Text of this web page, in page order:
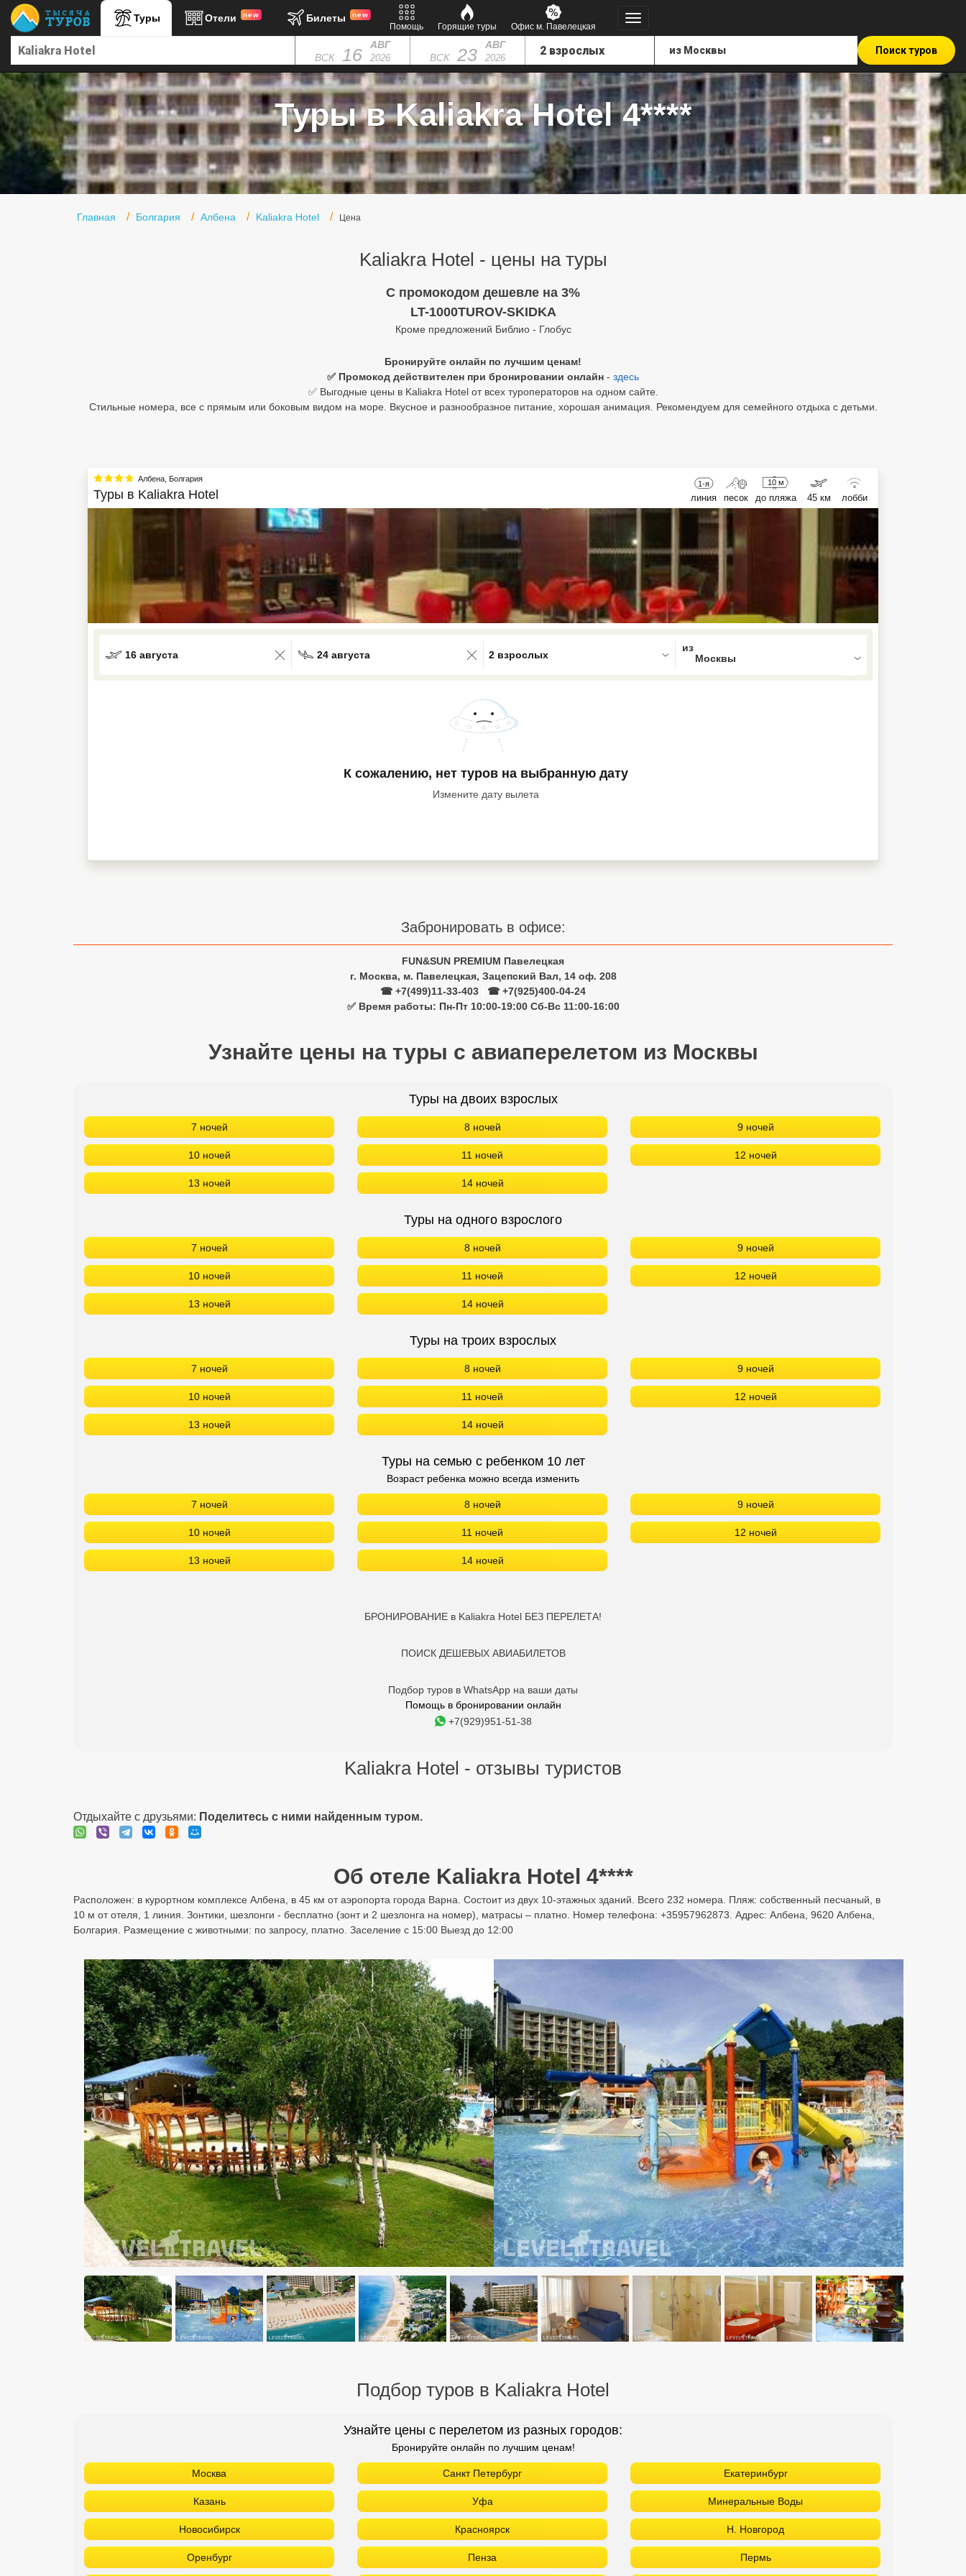
Туры Отели new Билеты new
Помощь Горящие туры Офис м. Павелецкая
ВСК 16 АВГ
2026 ВСК 23 АВГ
2026
Поиск туров
Туры в Kaliakra Hotel 4****
Главная Болгария Албена Kaliakra Hotel Цена
Kaliakra Hotel - цены на туры
C промокодом дешевле на 3%
LT-1000TUROV-SKIDKA
Кроме предложений Библио - Глобус
Бронируйте онлайн по лучшим ценам!
✅ Промокод действителен при бронировании онлайн - здесь
✅ Выгодные цены в Kaliakra Hotel от всех туроператоров на одном сайте.
Стильные номера, все с прямым или боковым видом на море. Вкусное и разнообразное питание, хорошая анимация. Рекомендуем для семейного отдыха с детьми.
Албена Болгария
Туры в Kaliakra Hotel
1-я
линия песок
10 м
до пляжа 45 км лобби
16 августа 24 августа
0 results available. Select is focused , press Down to open the menu,
2 взрослых
К сожалению, нет туров на выбранную дату
Измените дату вылета
Забронировать в офисе:
FUN&SUN PREMIUM Павелецкая
г. Москва, м. Павелецкая, Зацепский Вал, 14 оф. 208
☎ +7(499)11-33-403
☎ +7(925)400-04-24
✅ Время работы: Пн-Пт 10:00-19:00 Сб-Вс 11:00-16:00
Узнайте цены на туры с авиаперелетом из Москвы
Туры на двоих взрослых
7 ночей 8 ночей 9 ночей
10 ночей 11 ночей 12 ночей
13 ночей 14 ночей
Туры на одного взрослого
7 ночей 8 ночей 9 ночей
10 ночей 11 ночей 12 ночей
13 ночей 14 ночей
Туры на троих взрослых
7 ночей 8 ночей 9 ночей
10 ночей 11 ночей 12 ночей
13 ночей 14 ночей
Туры на семью с ребенком 10 лет
Возраст ребенка можно всегда изменить
7 ночей 8 ночей 9 ночей
10 ночей 11 ночей 12 ночей
13 ночей 14 ночей
БРОНИРОВАНИЕ в Kaliakra Hotel БЕЗ ПЕРЕЛЕТА!
ПОИСК ДЕШЕВЫХ АВИАБИЛЕТОВ
Подбор туров в WhatsApp на ваши даты
Помощь в бронировании онлайн
+7(929)951-51-38
Kaliakra Hotel - отзывы туристов
Отдыхайте с друзьями: Поделитесь с ними найденным туром.
Об отеле Kaliakra Hotel 4****
Расположен: в курортном комплексе Албена, в 45 км от аэропорта города Варна. Состоит из двух 10-этажных зданий. Всего 232 номера. Пляж: собственный песчаный, в
10 м от отеля, 1 линия. Зонтики, шезлонги - бесплатно (зонт и 2 шезлонга на номер), матрасы – платно. Номер телефона: +35957962873. Адрес: Албена, 9620 Албена,
Болгария. Размещение с животными: по запросу, платно. Заселение с 15:00 Выезд до 12:00
Подбор туров в Kaliakra Hotel
Узнайте цены с перелетом из разных городов:
Бронируйте онлайн по лучшим ценам!
Москва Санкт Петербург Екатеринбург
Казань Уфа Минеральные Воды
Новосибирск Красноярск Н. Новгород
Оренбург Пенза Пермь
Главная
Туры в Турцию
Туры в Египет
Туры в ОАЭ
Офис г. Москва
Сетевые отели Мальдив
Сетевые отели Сейшел
Сетевые отели Маврикия